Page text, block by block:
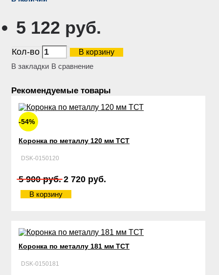
5 122 руб.
Кол-во
В корзину
В закладки В сравнение
Рекомендуемые товары
-54%
Коронка по металлу 120 мм ТСТ
DSK-0150120
5 900 руб. 2 720 руб.
В корзину
Коронка по металлу 181 мм ТСТ
DSK-0150181